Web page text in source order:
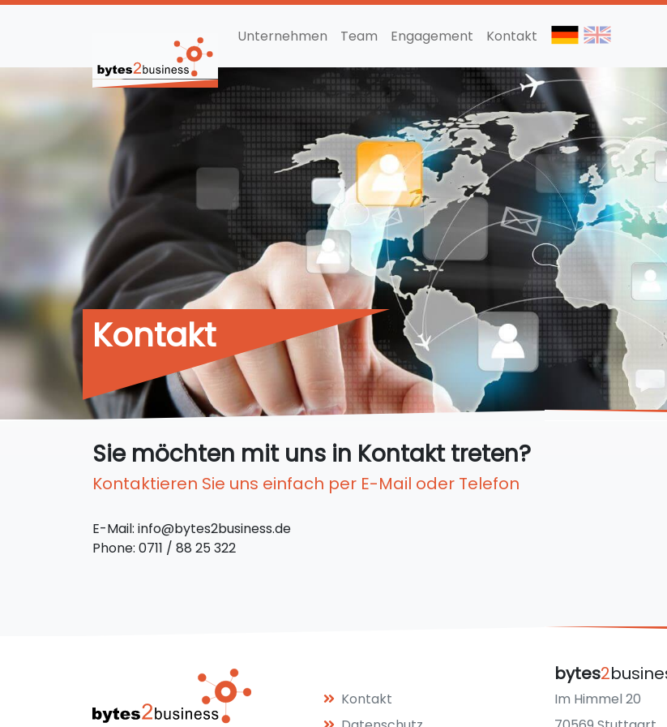
Unternehmen Team Engagement Kontakt
Kontakt
Sie möchten mit uns in Kontakt treten?
Kontaktieren Sie uns einfach per E-Mail oder Telefon
E-Mail: info@bytes2business.de
Phone: 0711 / 88 25 322
Kontakt
bytes2
Im Himmel 20